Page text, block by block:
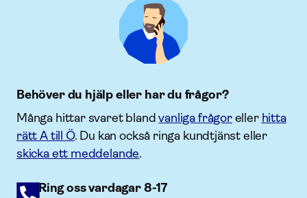
Behöver du hjälp eller har du frågor?
Många hittar svaret blandvanliga frågoreller hitta
rätt A till Ö. Du kan också ringa kundtjänst eller
skicka ett meddelande.
Ring oss vardagar 8-17